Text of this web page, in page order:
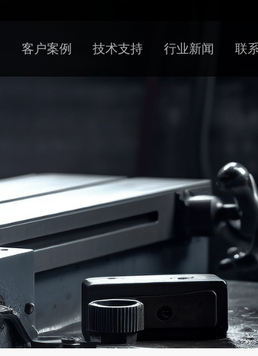
客户案例 技术支持 行业新闻 联